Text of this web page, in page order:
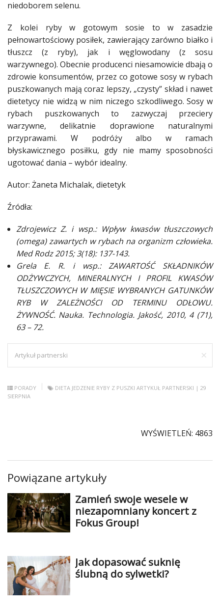
niedoborem selenu.
Z kolei ryby w gotowym sosie to w zasadzie
pełnowartościowy posiłek, zawierający zarówno białko i
tłuszcz (z ryby), jak i węglowodany (z sosu
warzywnego). Obecnie producenci niesamowicie dbają o
zdrowie konsumentów, przez co gotowe sosy w rybach
puszkowanych mają coraz lepszy, „czysty” skład i nawet
dietetycy nie widzą w nim niczego szkodliwego. Sosy w
rybach puszkowanych to zazwyczaj przeciery
warzywne, delikatnie doprawione naturalnymi
przyprawami. W podróży albo w ramach
błyskawicznego posiłku, gdy nie mamy sposobności
ugotować dania – wybór idealny.
Autor: Żaneta Michalak, dietetyk
Źródła:
Zdrojewicz Z. i wsp.: Wpływ kwasów tłuszczowych
(omega) zawartych w rybach na organizm człowieka.
Med Rodz 2015; 3(18): 137-143.
Grela E. R. i wsp.: ZAWARTOŚĆ SKŁADNIKÓW
ODŻYWCZYCH, MINERALNYCH I PROFIL KWASÓW
TŁUSZCZOWYCH W MIĘSIE WYBRANYCH GATUNKÓW
RYB W ZALEŻNOŚCI OD TERMINU ODŁOWU.
ŻYWNOŚĆ. Nauka. Technologia. Jakość, 2010, 4 (71),
63 – 72.
Artykuł partnerski ×
PORADY DIETA JEDZENIE RYBY Z PUSZKI ARTYKUŁ PARTNERSKI | 29
SIERPNIA
WYŚWIETLEŃ: 4863
Powiązane artykuły
Zamień swoje wesele w
niezapomniany koncert z
Fokus Group!
Jak dopasować suknię
ślubną do sylwetki?